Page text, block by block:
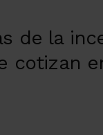
de la
cotizan